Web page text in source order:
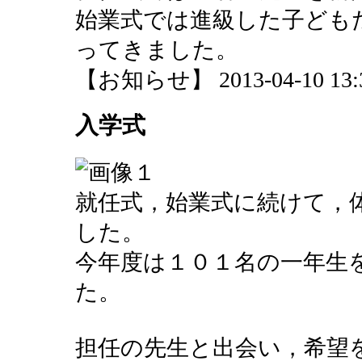
始業式では進級した子ど
ってきました。
【お知らせ】 2013-04-10
入学式
就任式，始業式に続けて，
した。
今年度は１０１名の一年
た。
担任の先生と出会い，希望